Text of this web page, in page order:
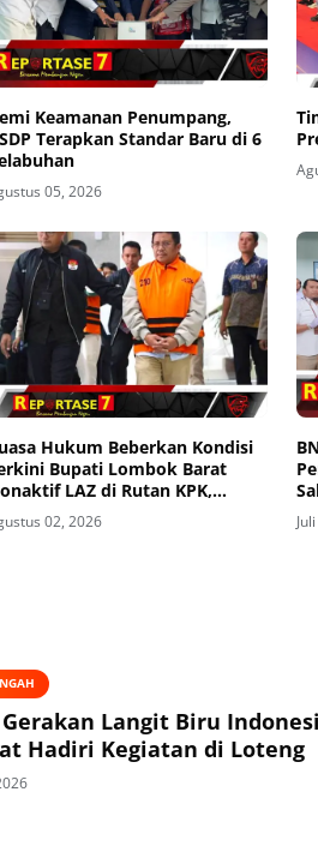
Keamanan Penumpang,
Terapkan Standar Baru di 6
05, 2026
Hukum Beberkan Kondisi
Bupati Lombok Barat
LAZ di Rutan KPK,
dan Kooperatif
02, 2026
Langit Biru
Hadiri Kegiatan di Loteng